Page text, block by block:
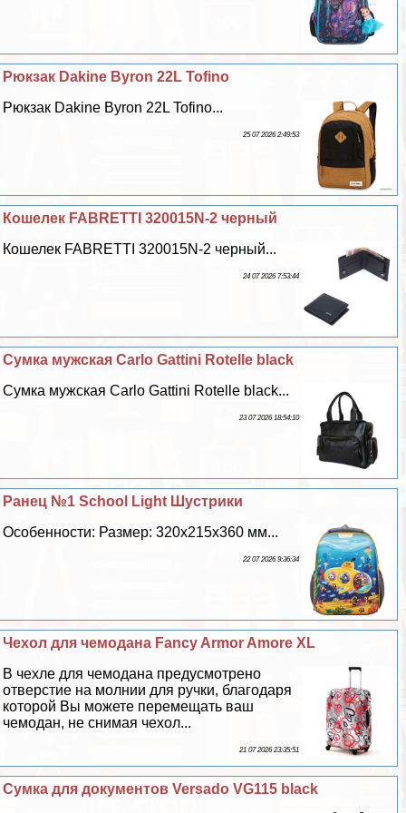
Рюкзак Dakine Byron 22L Tofino
Рюкзак Dakine Byron 22L Tofino...
25 07 2026 2:49:53
Кошелек FABRETTI 320015N-2 черный
Кошелек FABRETTI 320015N-2 черный...
24 07 2026 7:53:44
Сумка мужская Carlo Gattini Rotelle black
Сумка мужская Carlo Gattini Rotelle black...
23 07 2026 18:54:10
Ранец №1 School Light Шустрики
Особенности: Размер: 320х215х360 мм...
22 07 2026 9:36:34
Чехол для чемодана Fancy Armor Amore XL
В чехле для чемодана предусмотрено
отверстие на молнии для ручки, благодаря
которой Вы можете перемещать ваш
чемодан, не снимая чехол...
21 07 2026 23:35:51
Сумка для документов Versado VG115 black